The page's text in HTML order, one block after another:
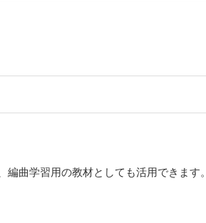
曲学習用の教材としても活用できます。